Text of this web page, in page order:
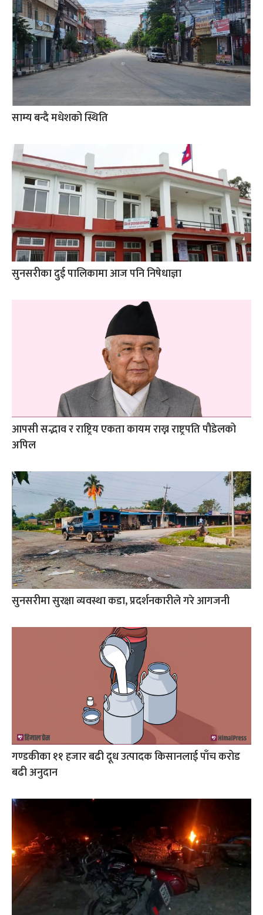
साम्य बन्दै मधेशको स्थिति
सुनसरीका दुई पालिकामा आज पनि निषेधाज्ञा
आपसी सद्भाव र राष्ट्रिय एकता कायम राख्न राष्ट्रपति पौडेलको
अपिल
सुनसरीमा सुरक्षा व्यवस्था कडा, प्रदर्शनकारीले गरे आगजनी
गण्डकीका ११ हजार बढी दूध उत्पादक किसानलाई पाँच करोड
बढी अनुदान